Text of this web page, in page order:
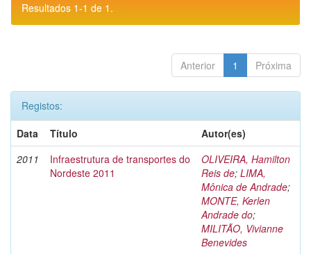
Resultados 1-1 de 1.
Anterior 1 Próxima
Registos:
Data
Título
Autor(es)
2011
Infraestrutura de transportes do
Nordeste 2011
OLIVEIRA, Hamilton
Reis de; LIMA,
Mônica de Andrade;
MONTE, Kerlen
Andrade do;
MILITÃO, Vivianne
Benevides